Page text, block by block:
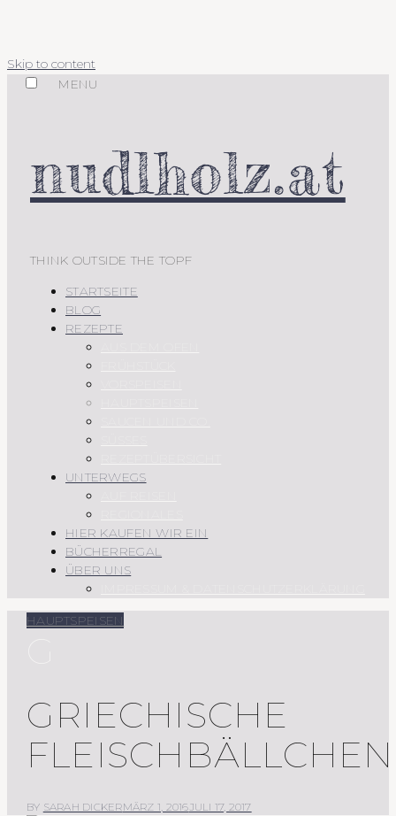
Skip to content
MENU
nudlholz.at
THINK OUTSIDE THE TOPF
STARTSEITE
BLOG
REZEPTE
UNTERWEGS
HIER KAUFEN WIR EIN
BÜCHERREGAL
ÜBER UNS
HAUPTSPEISEN
GRIECHISCHE
FLEISCHBÄLLCHEN
BY SARAH DICKERMÄRZ 1, 2016JULI 17, 2017